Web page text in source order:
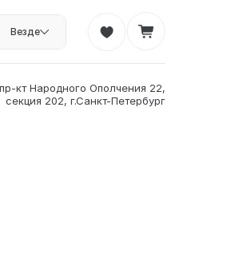
Везде
пр-кт Народного Ополчения 22,
секция 202, г.Санкт-Петербург